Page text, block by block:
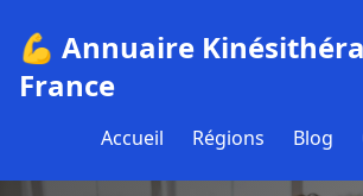
💪 Annuaire
France
Accueil Régions Blog